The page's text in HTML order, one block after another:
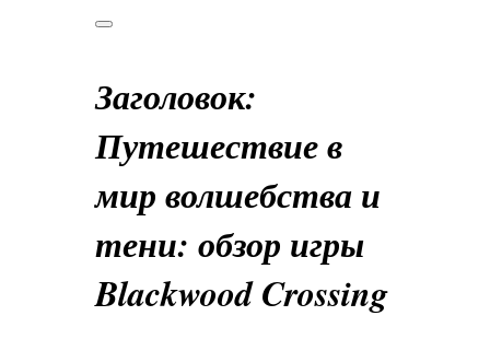
Заголовок:
Путешествие в
мир волшебства и
тени: обзор игры
Blackwood Crossing